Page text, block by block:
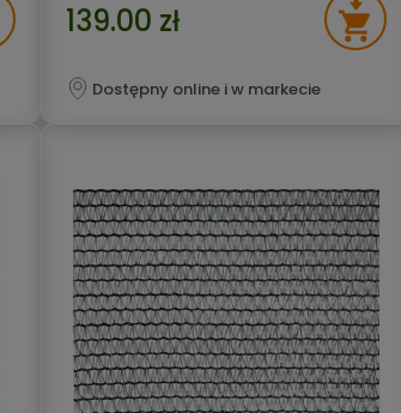
139.00 zł
Dostępny online i w markecie